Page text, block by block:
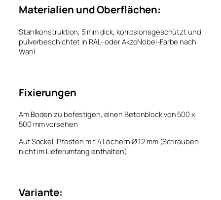
Materialien und Oberflächen:
Stahlkonstruktion, 5 mm dick, korrosionsgeschützt und
pulverbeschichtet in RAL- oder AkzoNobel-Farbe nach
Wahl
Fixierungen
Am Boden zu befestigen, einen Betonblock von 500 x
500 mm vorsehen
Auf Sockel, Pfosten mit 4 Löchern Ø 12 mm (Schrauben
nicht im Lieferumfang enthalten)
Variante: